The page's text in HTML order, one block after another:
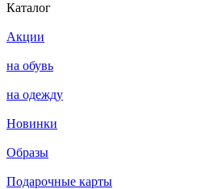
Каталог
Акции
на обувь
на одежду
Новинки
Образы
Подарочные карты